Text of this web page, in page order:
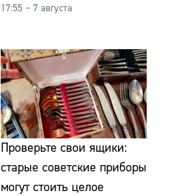
17:55 – 7 августа
Проверьте свои ящики:
старые советские приборы
могут стоить целое